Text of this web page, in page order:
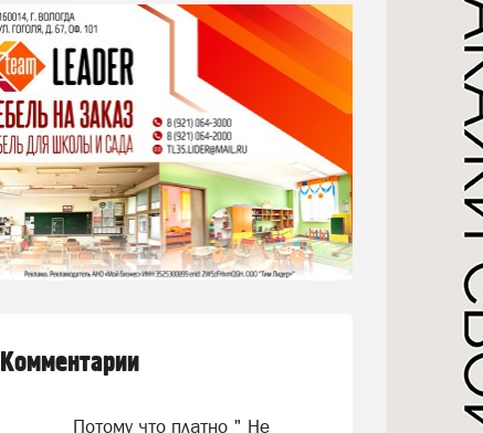
Комментарии
Потому что платно " Не